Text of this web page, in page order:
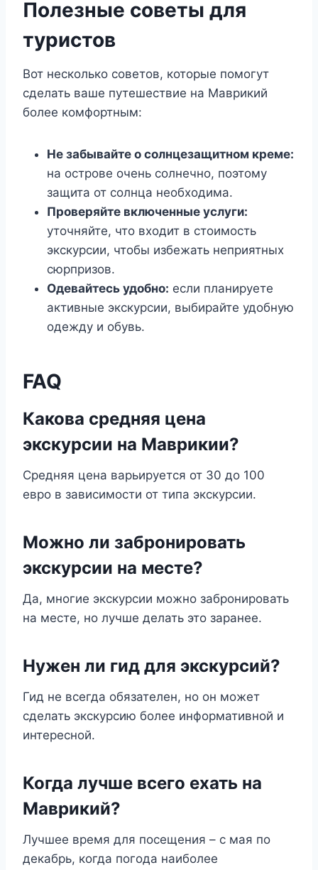
Полезные советы для
туристов
Вот несколько советов, которые помогут
сделать ваше путешествие на Маврикий
более комфортным:
Не забывайте о солнцезащитном креме:
на острове очень солнечно, поэтому
защита от солнца необходима.
Проверяйте включенные услуги:
уточняйте, что входит в стоимость
экскурсии, чтобы избежать неприятных
сюрпризов.
Одевайтесь удобно: если планируете
активные экскурсии, выбирайте удобную
одежду и обувь.
FAQ
Какова средняя цена
экскурсии на Маврикии?
Средняя цена варьируется от 30 до 100
евро в зависимости от типа экскурсии.
Можно ли забронировать
экскурсии на месте?
Да, многие экскурсии можно забронировать
на месте, но лучше делать это заранее.
Нужен ли гид для экскурсий?
Гид не всегда обязателен, но он может
сделать экскурсию более информативной и
интересной.
Когда лучше всего ехать на
Маврикий?
Лучшее время для посещения – с мая по
декабрь, когда погода наиболее